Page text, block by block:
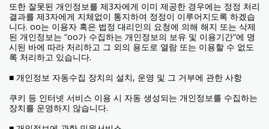
또한 잘못된 개인정보를 제3자에게 이미 제공한 경우에는 정정 처리
결과를 제3자에게 지체없이 통지하여 정정이 이루어지도록 하겠습
니다. oo는 이용자 혹은 법정 대리인의 요청에 의해 해지 또는 삭제
된 개인정보는 “oo가 수집하는 개인정보의 보유 및 이용기간”에 명
시된 바에 따라 처리하고 그 외의 용도로 열람 또는 이용할 수 없도
록 처리하고 있습니다.
■ 개인정보 자동수집 장치의 설치, 운영 및 그 거부에 관한 사항
쿠키 등 인터넷 서비스 이용 시 자동 생성되는 개인정보를 수집하는
장치를 운영하지 않습니다.